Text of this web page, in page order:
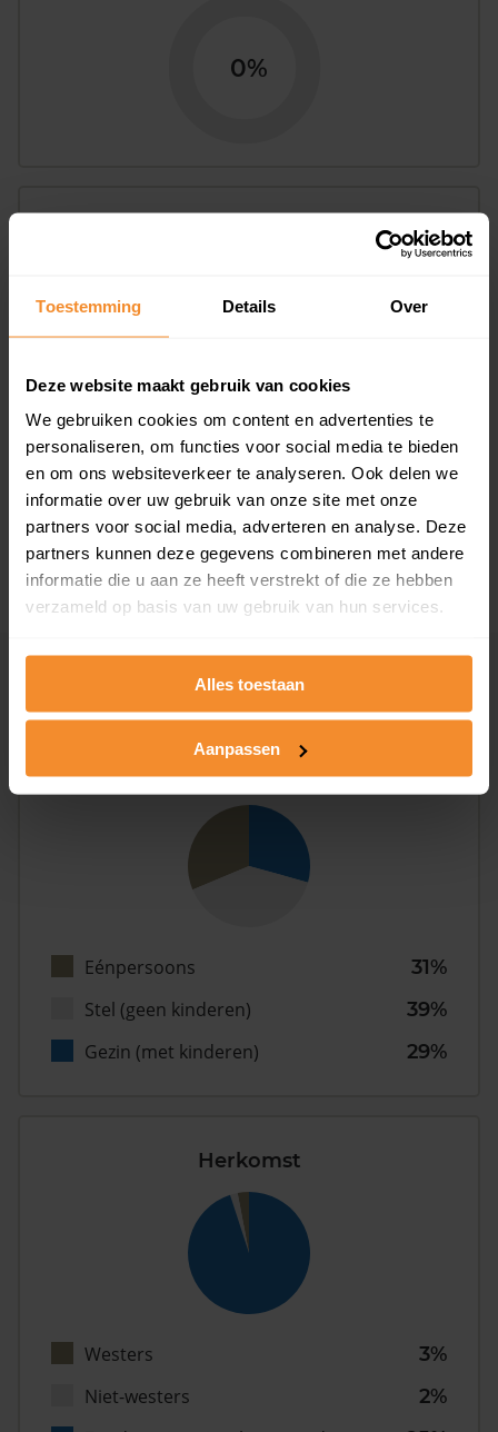
Toestemming Details Over
Deze website maakt gebruik van cookies
We gebruiken cookies om content en advertenties te
personaliseren, om functies voor social media te bieden
en om ons websiteverkeer te analyseren. Ook delen we
informatie over uw gebruik van onze site met onze
partners voor social media, adverteren en analyse. Deze
partners kunnen deze gegevens combineren met andere
informatie die u aan ze heeft verstrekt of die ze hebben
verzameld op basis van uw gebruik van hun services.
Alles toestaan
Aanpassen
0%
T/m 1945
0%
1946 - 1980
100%
1981 - 2007
2008 of later
0%
Type huishoudens
Eénpersoons
31%
Stel (geen kinderen)
39%
Gezin (met kinderen)
29%
Herkomst
Westers
3%
Niet-westers
2%